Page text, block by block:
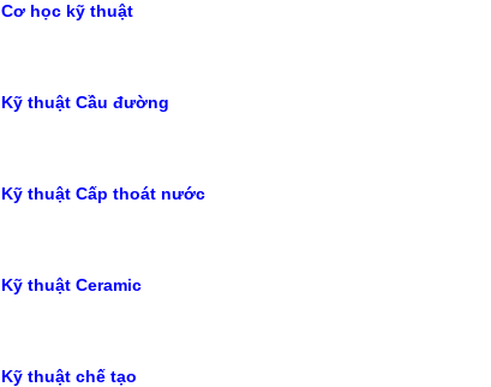
Cơ học kỹ thuật
Kỹ thuật Cầu đường
Kỹ thuật Cấp thoát nước
Kỹ thuật Ceramic
Kỹ thuật chế tạo